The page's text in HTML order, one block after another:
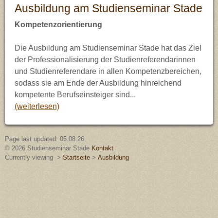
Impressum
Chemie (Ch)
Englisch (En)
Erdkunde (Ek)
Ev. Religion (Re)
Geschichte (Ge)
Bilingualer Unterricht
Gesellschaftslehre
Naturwissenschaften
Schulen
IServ
Stade
Ausbildung am Studienseminar Stade
Kompetenzorientierung
Die Ausbildung am Studienseminar Stade hat das Ziel
der Professionalisierung der Studienreferendarinnen
und Studienreferendare in allen Kompetenzbereichen,
sodass sie am Ende der Ausbildung hinreichend
kompetente Berufseinsteiger sind...
(weiterlesen)
Page last updated: 05.08.26
© 2026 Studienseminar Stade Kontakt
Currently viewing > Startseite > Ausbildung